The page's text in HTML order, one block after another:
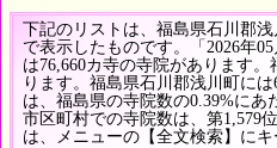
下記のリストは、福島県石川郡
で表示したものです。「2026年
は76,660カ寺の寺院があります
ります。福島県石川郡浅川町に
は、福島県の寺院数の0.39%にあ
市区町村での寺院数は、第1,579
は、メニューの【全文検索】に